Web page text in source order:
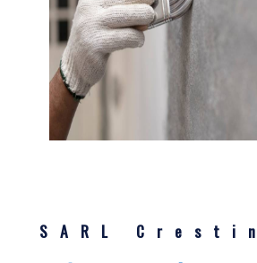
SARL Crestin